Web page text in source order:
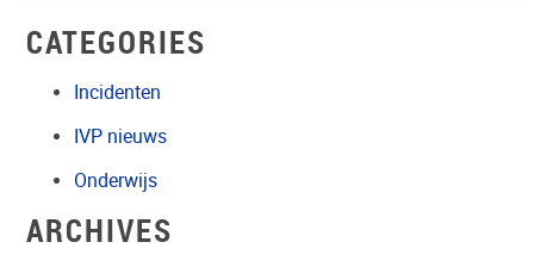
CATEGORIES
Incidenten
IVP nieuws
Onderwijs
ARCHIVES